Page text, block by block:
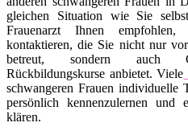
gleichen Situation wie Sie
Frauenarzt Ihnen empfohlen,
kontaktieren, die Sie nicht nur
betreut, sondern auch
Rückbildungskurse anbietet. Viele
schwangeren Frauen individuelle
persönlich kennenzulernen und
klären.